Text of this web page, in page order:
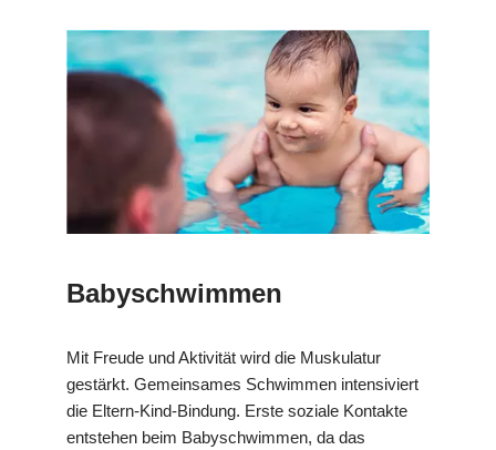
Babyschwimmen
Mit Freude und Aktivität wird die Muskulatur
gestärkt. Gemeinsames Schwimmen intensiviert
die Eltern-Kind-Bindung. Erste soziale Kontakte
entstehen beim Babyschwimmen, da das